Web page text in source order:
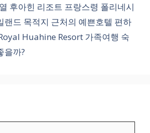
후아힌 리조트 프랑스령 폴리네시
랜드 목적지 근처의 예쁜호텔 편하
Huahine Resort 가족여행 숙
을까?